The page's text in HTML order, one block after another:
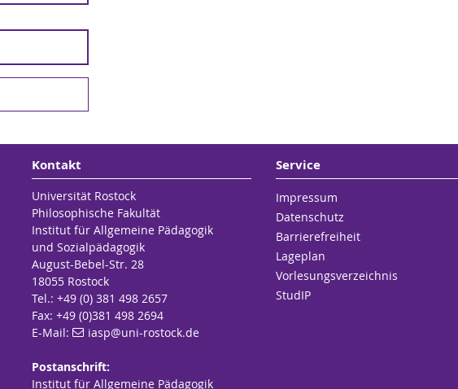
Kontakt
Universität Rostock
Philosophische Fakultät
Institut für Allgemeine Pädagogik
und Sozialpädagogik
August-Bebel-Str. 28
18055 Rostock
Tel.: +49 (0) 381 498 2657
Fax: +49 (0)381 498 2694
E-Mail:
iasp@uni-rostock.de
Postanschrift:
Institut für Allgemeine Pädagogik
Service
Impressum
Datenschutz
Barrierefreiheit
Lageplan
Vorlesungsverzeichnis
StudIP